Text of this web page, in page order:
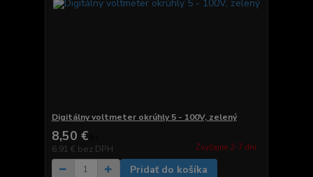
Digitálny voltmeter okrúhly 5 - 100V, zelený
8,50 €
6,91 € bez DPH Zvyčajne 2-7 dni.
Pridať do košíka